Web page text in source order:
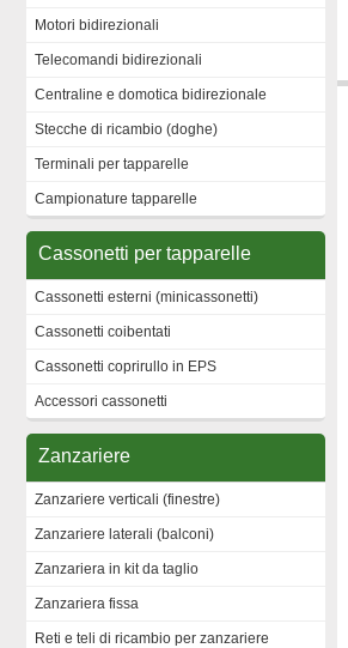
Motori bidirezionali
Telecomandi bidirezionali
Centraline e domotica bidirezionale
Stecche di ricambio (doghe)
Terminali per tapparelle
Campionature tapparelle
Cassonetti per tapparelle
Cassonetti esterni (minicassonetti)
Cassonetti coibentati
Cassonetti coprirullo in EPS
Accessori cassonetti
Zanzariere
Zanzariere verticali (finestre)
Zanzariere laterali (balconi)
Zanzariera in kit da taglio
Zanzariera fissa
Reti e teli di ricambio per zanzariere